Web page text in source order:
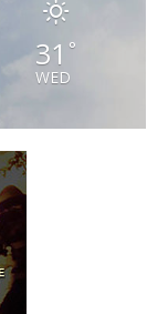
31 °
WED